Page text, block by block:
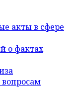
акты в сфере
о фактах